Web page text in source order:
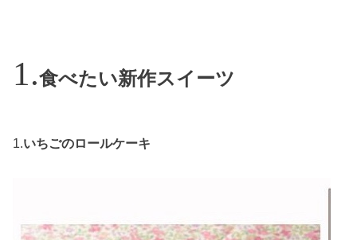
食べたい新作スイーツ
1.いちごのロールケーキ